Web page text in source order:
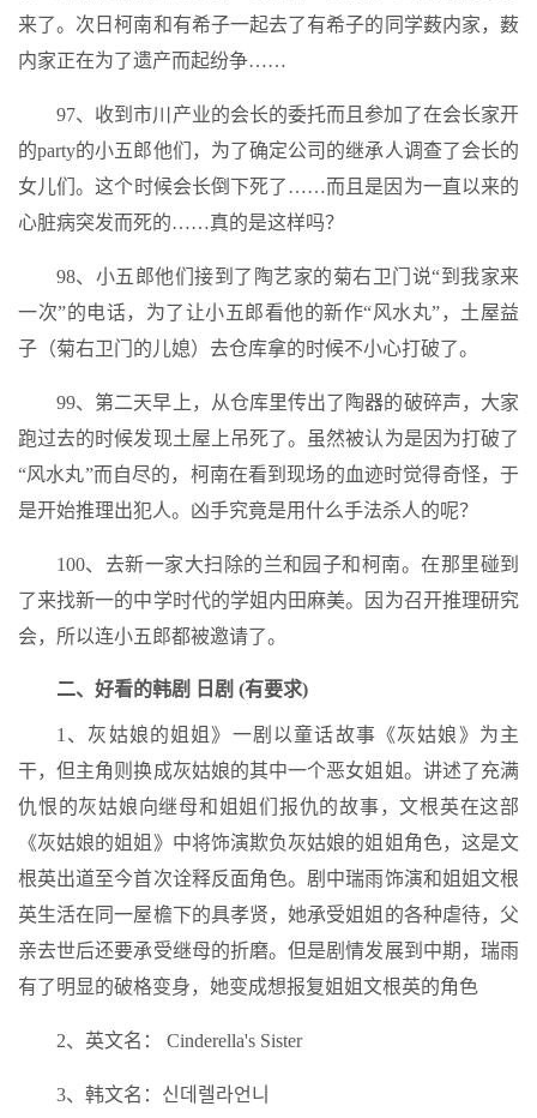
来了。次日柯南和有希子一起去了有希子的同学薮内家，薮
内家正在为了遗产而起纷争……
97、收到市川产业的会长的委托而且参加了在会长家开
的party的小五郎他们，为了确定公司的继承人调查了会长的
女儿们。这个时候会长倒下死了……而且是因为一直以来的
心脏病突发而死的……真的是这样吗？
98、小五郎他们接到了陶艺家的菊右卫门说“到我家来
一次”的电话，为了让小五郎看他的新作“风水丸”，土屋益
子（菊右卫门的儿媳）去仓库拿的时候不小心打破了。
99、第二天早上，从仓库里传出了陶器的破碎声，大家
跑过去的时候发现土屋上吊死了。虽然被认为是因为打破了
“风水丸”而自尽的，柯南在看到现场的血迹时觉得奇怪，于
是开始推理出犯人。凶手究竟是用什么手法杀人的呢？
100、去新一家大扫除的兰和园子和柯南。在那里碰到
了来找新一的中学时代的学姐内田麻美。因为召开推理研究
会，所以连小五郎都被邀请了。
二、好看的韩剧 日剧 (有要求)
1、灰姑娘的姐姐》一剧以童话故事《灰姑娘》为主
干，但主角则换成灰姑娘的其中一个恶女姐姐。讲述了充满
仇恨的灰姑娘向继母和姐姐们报仇的故事，文根英在这部
《灰姑娘的姐姐》中将饰演欺负灰姑娘的姐姐角色，这是文
根英出道至今首次诠释反面角色。剧中瑞雨饰演和姐姐文根
英生活在同一屋檐下的具孝贤，她承受姐姐的各种虐待，父
亲去世后还要承受继母的折磨。但是剧情发展到中期，瑞雨
有了明显的破格变身，她变成想报复姐姐文根英的角色
2、英文名： Cinderella's Sister
3、韩文名：신데렐라언니